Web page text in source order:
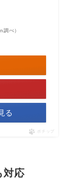
べ）
る
ポチップ
対応